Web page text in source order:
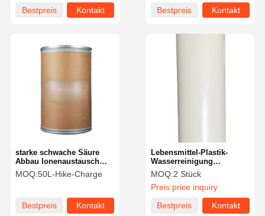
Zu Hause Produkte
Werksbesicht
Igung
Qualitätskont
Rolle
Kontakt Mit
Uns
Neuigkeiten
Bestpreis
Kontakt
Bestpreis
Kontakt
Lebensmittel-Plastik-
Wasserreinigung
Verbrauchsmaterialien
Ultra-reinigte Harzkolonne
MOQ:2 Stück
Preis:price inquiry
Bestpreis
Kontakt
starke schwache Säure
Abbau Ionenaustausch
Harz Wasserreinigung
Verbrauchsmaterialien
MOQ:50L-Hike-Charge
Bestpreis Kontakt